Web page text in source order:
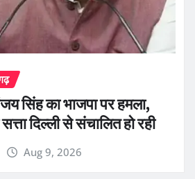
सिंह का भाजपा पर हमला,
दिल्ली से संचालित हो रही
Aug 9, 2026